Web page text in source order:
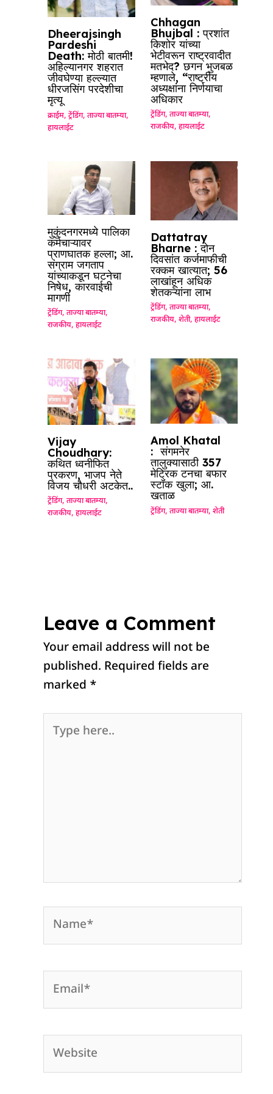
Dheerajsingh
Pardeshi
Death: मोठी बातमी!
अहिल्यानगर शहरात
जीवघेण्या हल्ल्यात
धीरजसिंग परदेशीचा
मृत्यू
क्राईम,ट्रेंडिंग,ताज्या बातम्या,
हायलाईट
Chhagan
Bhujbal : प्रशांत
किशोर यांच्या
भेटीवरून राष्ट्रवादीत
मतभेद? छगन भुजबळ
म्हणाले, “राष्ट्रीय
अध्यक्षांना निर्णयाचा
अधिकार
ट्रेंडिंग, ताज्या बातम्या,
राजकीय, हायलाईट
मुकुंदनगरमध्ये पालिका
कर्मचाऱ्यावर
प्राणघातक हल्ला; आ.
संग्राम जगताप
यांच्याकडून घटनेचा
निषेध, कारवाईची
मागणी
ट्रेंडिंग,ताज्या बातम्या,
राजकीय,हायलाईट
Dattatray
Bharne : दोन
दिवसांत कर्जमाफीची
रक्कम खात्यात; 56
लाखांहून अधिक
शेतकऱ्यांना लाभ
ट्रेंडिंग, ताज्या बातम्या,
राजकीय, शेती, हायलाईट
Vijay
Choudhary:
कथित ध्वनीफित
प्रकरण, भाजप नेते
विजय चौधरी अटकेत..
ट्रेंडिंग,ताज्या बातम्या,
राजकीय,हायलाईट
Amol Khatal
: संगमनेर
तालुक्यासाठी 357
मेट्रिक टनचा बफार
स्टॉक खुला; आ.
खताळ
ट्रेंडिंग, ताज्या बातम्या, शेती
Leave a Comment
Your email address will not be
published. Required fields are
marked *
here..
Name*
Email*
Website